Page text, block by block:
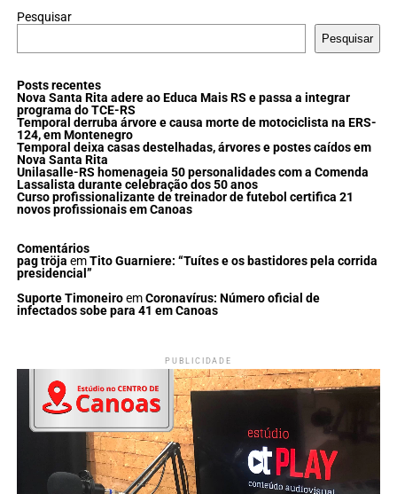
Pesquisar
Pesquisar
Posts recentes
Nova Santa Rita adere ao Educa Mais RS e passa a integrar
programa do TCE-RS
Temporal derruba árvore e causa morte de motociclista na ERS-
124, em Montenegro
Temporal deixa casas destelhadas, árvores e postes caídos em
Nova Santa Rita
Unilasalle-RS homenageia 50 personalidades com a Comenda
Lassalista durante celebração dos 50 anos
Curso profissionalizante de treinador de futebol certifica 21
novos profissionais em Canoas
Comentários
pag tröja emTito Guarniere: “Tuítes e os bastidores pela corrida
presidencial”
Suporte TimoneiroemCoronavírus: Número oficial de
infectados sobe para 41 em Canoas
PUBLICIDADE